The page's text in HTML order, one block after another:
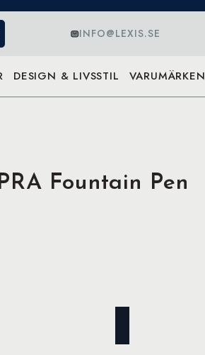
INFO@LEXIS.SE
DESIGN & LIVSSTIL VARUMÄRKEN
Fountain Pen